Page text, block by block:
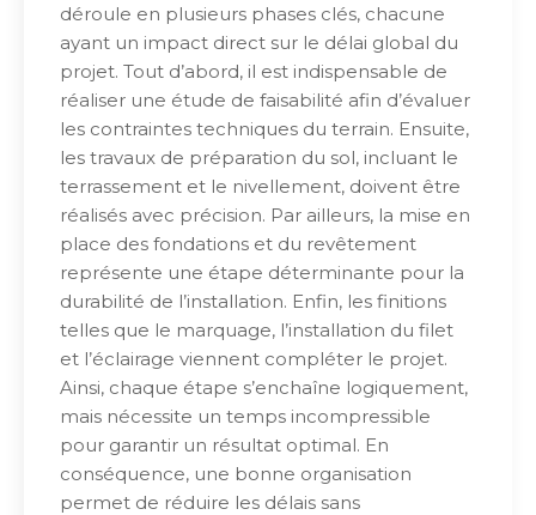
déroule en plusieurs phases clés, chacune
ayant un impact direct sur le délai global du
projet. Tout d’abord, il est indispensable de
réaliser une étude de faisabilité afin d’évaluer
les contraintes techniques du terrain. Ensuite,
les travaux de préparation du sol, incluant le
terrassement et le nivellement, doivent être
réalisés avec précision. Par ailleurs, la mise en
place des fondations et du revêtement
représente une étape déterminante pour la
durabilité de l’installation. Enfin, les finitions
telles que le marquage, l’installation du filet
et l’éclairage viennent compléter le projet.
Ainsi, chaque étape s’enchaîne logiquement,
mais nécessite un temps incompressible
pour garantir un résultat optimal. En
conséquence, une bonne organisation
permet de réduire les délais sans